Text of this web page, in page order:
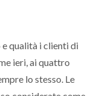
qualità i clienti di
ieri, ai quattro
lo stesso. Le